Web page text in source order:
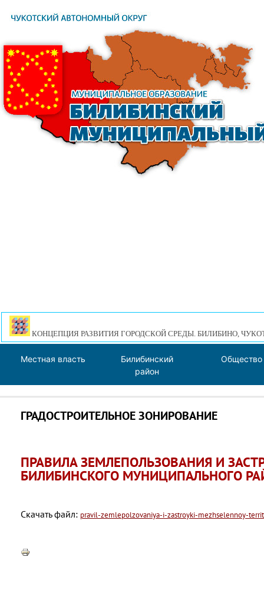
КОНЦЕПЦИЯ РАЗВИТИЯ ГОРОДСКОЙ СРЕДЫ. БИЛИБИНО,
Местная власть
Билибинский
район
Общество
ГРАДОСТРОИТЕЛЬНОЕ ЗОНИРОВАНИЕ
ПРАВИЛА ЗЕМЛЕПОЛЬЗОВАНИЯ И
БИЛИБИНСКОГО МУНИЦИПАЛЬНОГО
Скачать файл: pravil-zemlepolzovaniya-i-zastroyki-mezhselennoy-